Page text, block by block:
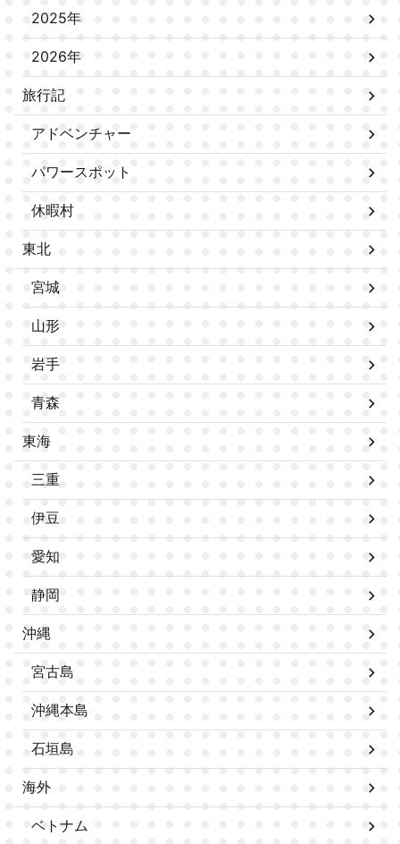
2025年
2026年
旅行記
アドベンチャー
パワースポット
休暇村
東北
宮城
山形
岩手
青森
東海
三重
伊豆
愛知
静岡
沖縄
宮古島
沖縄本島
石垣島
海外
ベトナム